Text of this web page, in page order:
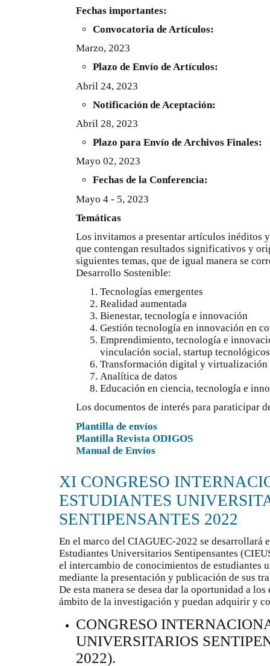
Fechas importantes:
Convocatoria de Artículos:
Marzo, 2023
Plazo de Envío de Artículos:
Abril 24, 2023
Notificación de Aceptación:
Abril 28, 2023
Plazo para Envío de Archivos Finales:
Mayo 02, 2023
Fechas de la Conferencia:
Mayo 4 - 5, 2023
Temáticas
Los invitamos a presentar artículos inéditos
que contengan resultados significativos y
siguientes temas, que de igual manera se
Desarrollo Sostenible:
Tecnologías emergentes
Realidad aumentada
Bienestar, tecnología e innovación
Gestión tecnología en innovación en
Emprendimiento, tecnología e
vinculación social, startup
Transformación digital y virtualización
Analítica de datos
Educación en ciencia, tecnología e
Los documentos de interés para paraticipar
Plantilla de envíos
Plantilla Revista ODIGOS
Manual de Envíos
XI CONGRESO
ESTUDIANTES
SENTIPENSANTES 2022
En el marco del CIAGUEC-2022 se desarrollará
Estudiantes Universitarios Sentipensantes
el intercambio de conocimientos de estudiantes
mediante la presentación y publicación de sus
De esta manera se desea dar la oportunidad a
ámbito de la investigación y puedan adquirir y
CONGRESO
UNIVERSITARIOS
2022).